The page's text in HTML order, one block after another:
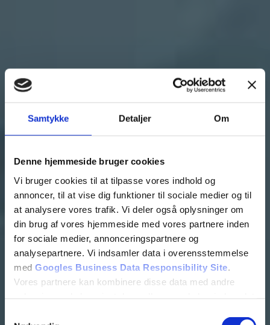
Samtykke Detaljer Om
Denne hjemmeside bruger cookies
Vi bruger cookies til at tilpasse vores indhold og
annoncer, til at vise dig funktioner til sociale medier og til
at analysere vores trafik. Vi deler også oplysninger om
din brug af vores hjemmeside med vores partnere inden
for sociale medier, annonceringspartnere og
analysepartnere. Vi indsamler data i overensstemmelse
med Googles Business Data Responsibility Site
Vores partnere kan kombinere disse data med andre